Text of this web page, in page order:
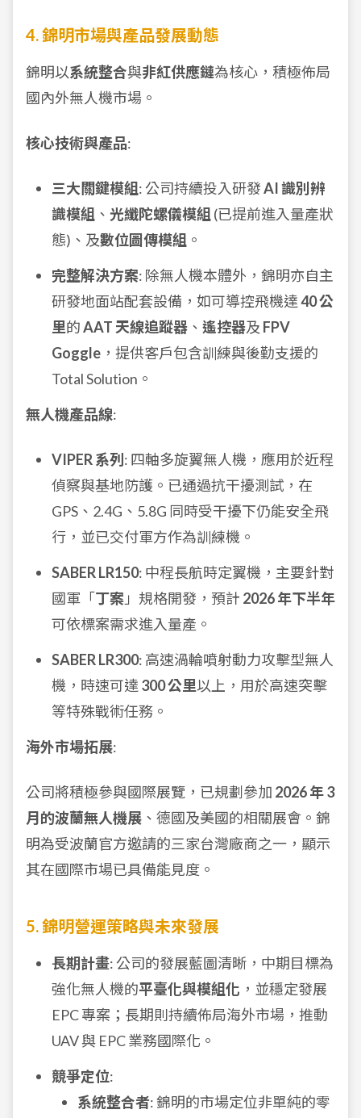
4. 錦明市場與產品發展動態
錦明以系統整合與非紅供應鏈為核心，積極佈局
國內外無人機市場。
核心技術與產品:
三大關鍵模組 : 公司持續投入研發AI 識別辨
識模組 、 光纖陀螺儀模組 (已提前進入量產狀
態)、及數位圖傳模組 。
完整解決方案: 除無人機本體外，錦明亦自主
研發地面站配套設備，如可導控飛機達40 公
里的AAT 天線追蹤器 、 遙控器及 FPV
Goggle ，提供客戶包含訓練與後勤支援的
Total Solution。
無人機產品線:
VIPER 系列 : 四軸多旋翼無人機，應用於近程
偵察與基地防護。已通過抗干擾測試，在
GPS、2.4G、5.8G 同時受干擾下仍能安全飛
行，並已交付軍方作為訓練機。
SABER LR150: 中程長航時定翼機，主要針對
國軍「丁案 」規格開發，預計 2026 年下半年
可依標案需求進入量產。
SABER LR300: 高速渦輪噴射動力攻擊型無人
機，時速可達 300 公里以上，用於高速突擊
等特殊戰術任務。
海外市場拓展:
公司將積極參與國際展覽，已規劃參加 2026 年 3
月的波蘭無人機展 、德國及美國的相關展會。錦
明為受波蘭官方邀請的三家台灣廠商之一，顯示
其在國際市場已具備能見度。
5. 錦明營運策略與未來發展
長期計畫: 公司的發展藍圖清晰，中期目標為
強化無人機的平臺化與模組化 ，並穩定發展
EPC 專案；長期則持續佈局海外市場，推動
UAV 與 EPC 業務國際化。
競爭定位:
系統整合者: 錦明的市場定位非單純的零